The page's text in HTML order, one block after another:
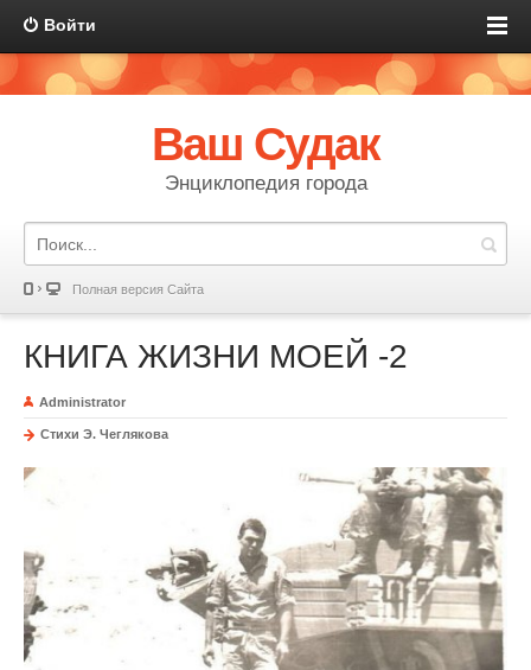
Войти
Ваш Судак
Энциклопедия города
Полная версия Сайта
КНИГА ЖИЗНИ МОЕЙ -2
Administrator
Стихи Э. Чеглякова